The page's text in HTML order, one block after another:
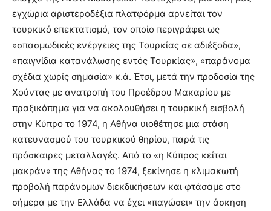
εγχώρια αριστεροδέξια πλατφόρμα αρνείται τον
τουρκικό επεκτατισμό, τον οποίο περιγράφει ως
«σπασμωδικές ενέργειες της Τουρκίας σε αδιέξοδα»,
«παιγνίδια κατανάλωσης εντός Τουρκίας», «παράνομα
σχέδια χωρίς σημασία» κ.ά. Έτσι, μετά την προδοσία της
Χούντας με ανατροπή του Προέδρου Μακαρίου με
πραξικόπημα για να ακολουθήσει η τουρκική εισβολή
στην Κύπρο το 1974, η Αθήνα υιοθέτησε μια στάση
κατευνασμού του τουρκικού θηρίου, παρά τις
πρόσκαιρες μεταλλαγές. Από το «η Κύπρος κείται
μακράν» της Αθήνας το 1974, ξεκίνησε η κλιμακωτή
προβολή παράνομων διεκδικήσεων και φτάσαμε στο
σήμερα με την Ελλάδα να έχει «παγώσει» την άσκηση